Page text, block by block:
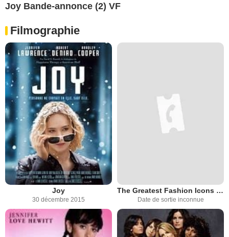
Joy Bande-annonce (2) VF
Filmographie
Joy
30 décembre 2015
The Greatest Fashion Icons in Film
Date de sortie inconnue